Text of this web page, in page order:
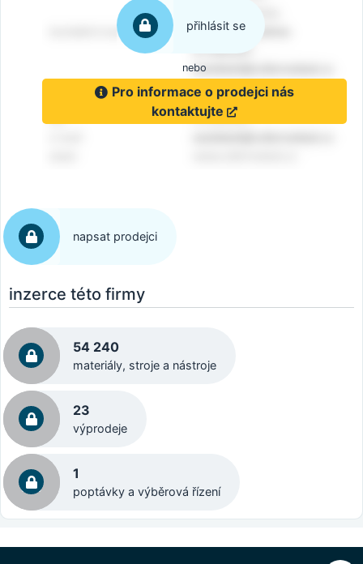
přihlásit se
nebo
Pro informace o prodejci nás
kontaktujte
napsat prodejci
inzerce této firmy
54 240
materiály, stroje a nástroje
23
výprodeje
1
poptávky a výběrová řízení